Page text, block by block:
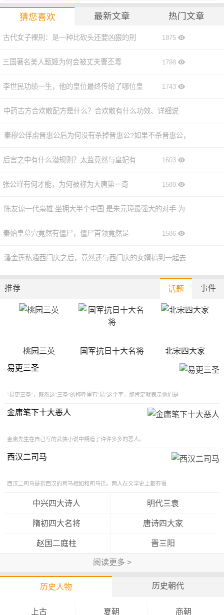
思，这次距离唐朝联合南诏和吐蕃交战已经过去了三十年，
这次战争规模依旧不小，双方投入了大量人力物力，却还是
没有彻底分出胜负，最后，战争以吐蕃和唐朝和亲的形式才
唐诏之战指的是唐朝与南诏之间发生的一系列战事，南诏之
诏本来是云南的一个小国，在统一了六诏之后，野心勃勃的
来说都是不利的，对于南诏，长期的战争耗费了国内的很多
历史上唐朝和南诏一共有三次战争，每次唐诏之战的结果和
影响都不尽相同。第一次战争发生在唐玄宗时代，这次战争
贵州的大部分地区，在吐蕃的支持下，南诏大肆向唐朝进
军，直接导致了南诏、吐蕃之间的决裂，也使得南诏在若干
年后联合唐朝攻打吐蕃。
第二次唐诏之战的结果是两国立下条约互相不再侵扰。第三
次唐诏之战的结果直接影响到了唐朝的命运，唐懿宗年间，
南诏的皇帝发动了对唐朝的战争，有赢有输，最后因为长期
和南诏在这种情况下重归于好，并以一场和亲真正结束了长
达一百多年的战争。
猜您喜欢 最新文章 热门文章
古代女子裸刑：是一种比砍头还要凶狠的刑
罚！
1875
三国著名美人甄姬为何会被丈夫曹丕毒
死
1798
李世民功绩一生，他的皇位最终传给了哪位皇
子？
1743
中药古方合欢散配方是什么？合欢散有什么功效、详细说
明 1633
秦穆公俘虏晋惠公后为何没有杀掉晋惠公?如果不杀晋惠公，
该怎么处置他呢？ 1628
后宫之中有什么潜规则？太监竟然与皇妃有
染？
1603
张公瑾有何才能，为何被称为大唐第一奇
才
1589
陈友谅一代枭雄 坐拥大半个中国 是朱元璋最强大的对手 为
何最终轻易的败给朱元璋? 1586
秦始皇墓穴竟然有僵尸，僵尸首领竟然是
他？
1586
潘金莲私通西门庆之后，竟然还与西门庆的女婿搞到一起去
推荐 话题 事件
桃园三英 国军抗日十大名将
北宋四大家
易更三圣
“易更三圣”，既然这“三圣”的称呼里有“易”这个字，那肯定就表示他们是
金庸笔下十大恶人
金庸先生在自己写的武侠小说中朔造了许许多多的恶人。
各种腥风血雨。这些恶人有的可谓
西汉二司马
西汉二司马是指西汉的司马相如和司马迁。两人在文学史上都有很
中兴四大诗人 明代三袁
隋初四大名将 唐诗四大家
赵国二庭柱 晋三阳
阅读更多 >
历史人物 历史朝代
上古 夏朝 商朝